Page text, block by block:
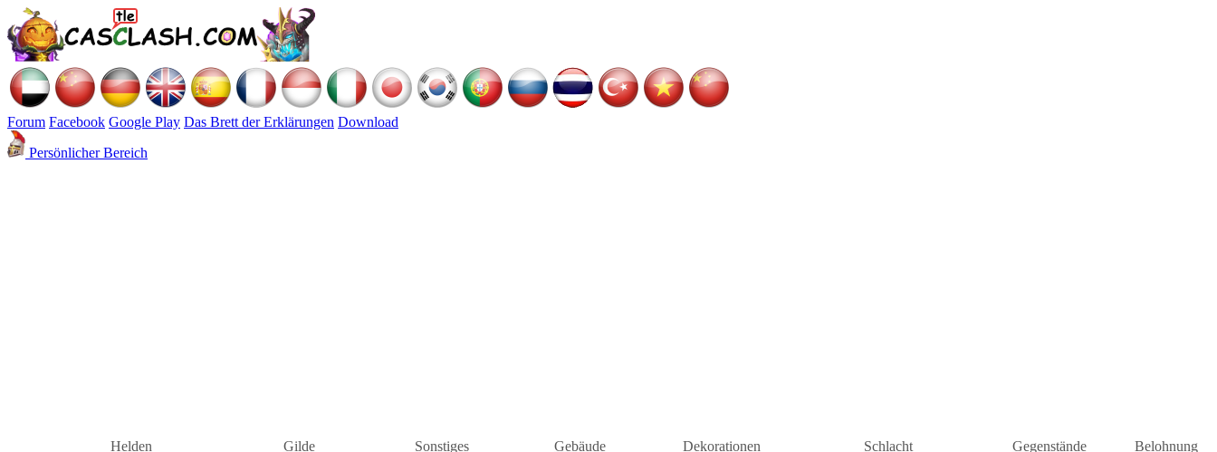
Forum Facebook Google Play Das Brett der Erklärungen Download
Persönlicher Bereich
Helden
Gilde
Sonstiges
Gebäude
Dekorationen
Schlacht
Gegenstände
Belohnung